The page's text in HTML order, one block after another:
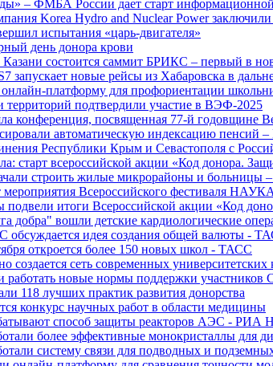
– ФМБА России дает старт
Korea Hydro and Nuclear Power
испытания «царь-двигателя»
день донора крови
Казани состоится саммит БРИКС – первый в
запускает новые рейсы из Хабаровска в
платформу для профориентации
территорий подтвердили участие в ВЭФ-2025
конференция, посвященная 77-й годовщине
автоматическую индексацию пенсий
Республики Крым и Севастополя с
старт всероссийской акции «Код донора.
строить жилые микрорайоны и больницы
Всероссийского фестиваля
итоги Всероссийской акции «Код
добра" вошли детские кардиологические
обсуждается идея создания общей валюты -
откроется более 150 новых школ - ТАСС
создается сеть современных университетских
работать новые нормы поддержки участников
118 лучших практик развития донорства
конкурс научных работ в области медицины
способ защиты реакторов АЭС - РИА
более эффективные монокристаллы для
систему связи для подводных и